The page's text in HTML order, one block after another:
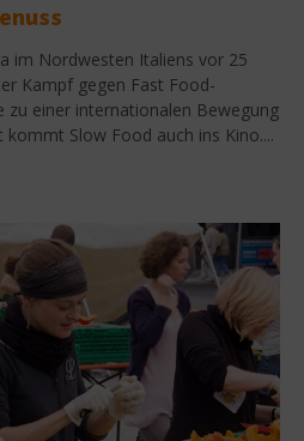
im Nordwesten Italiens vor 25
Kampf gegen Fast Food-
zu einer internationalen Bewegung
kommt Slow Food auch ins Kino....